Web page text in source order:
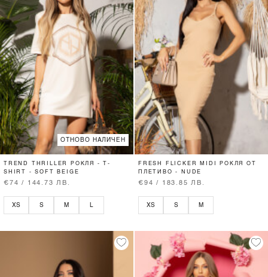
ОТНОВО НАЛИЧЕН
TREND THRILLER РОКЛЯ - T-
SHIRT - SOFT BEIGE
€74 / 144.73 ЛВ.
XS S M
FRESH FLICKER MIDI РОКЛЯ ОТ
ПЛЕТИВО - NUDE
€94 / 183.85 ЛВ.
XS S M